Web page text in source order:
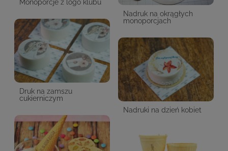
Monoporcje z logo klubu
Nadruk na okrągłych
monoporcjach
Druk na zamszu
cukierniczym
Nadruki na dzień kobiet